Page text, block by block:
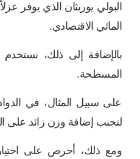
البولي يوريثان الذي يوفر
المائي الاقتصادي.
المسطحة.
على سبيل المثال، في
لتجنب إضافة وزن زائد على
ومع ذلك، أحرص على